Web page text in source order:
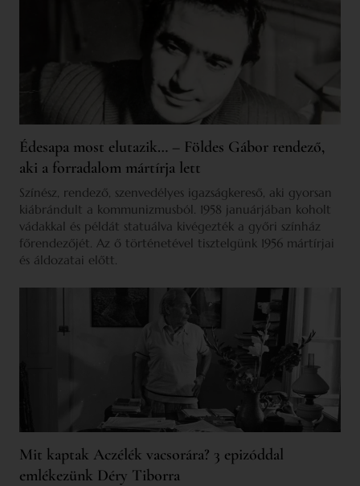
Édesapa most elutazik… – Földes Gábor rendező,
aki a forradalom mártírja lett
Színész, rendező, szenvedélyes igazságkereső, aki gyorsan
kiábrándult a kommunizmusból. 1958 januárjában koholt
vádakkal és példát statuálva kivégezték a győri színház
főrendezőjét. Az ő történetével tisztelgünk 1956 mártírjai
és áldozatai előtt.
Mit kaptak Aczélék vacsorára? 3 epizóddal
emlékezünk Déry Tiborra